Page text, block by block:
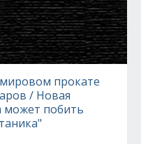
прокате
/ Новая
может побить